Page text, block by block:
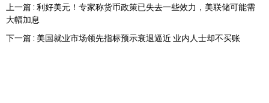
上一篇 : 利好美元！专家称货币政策已失去一些效力，美联储可能需
大幅加息
下一篇 : 美国就业市场领先指标预示衰退逼近 业内人士却不买账